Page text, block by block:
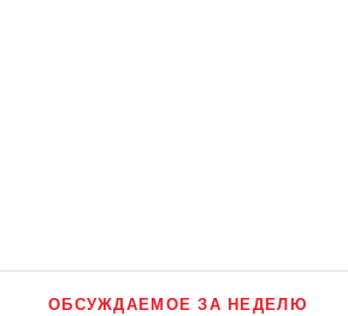
ОБСУЖДАЕМОЕ ЗА НЕДЕЛЮ